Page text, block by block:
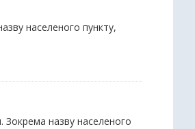
населеного пункту,
Зокрема назву населеного